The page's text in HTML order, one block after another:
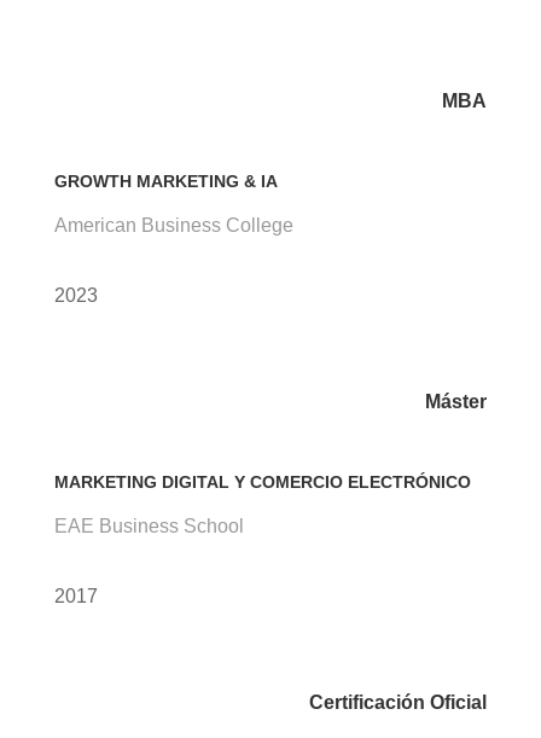
MBA
GROWTH MARKETING & IA
American Business College
2023
Máster
MARKETING DIGITAL Y COMERCIO ELECTRÓNICO
EAE Business School
2017
Certificación Oficial